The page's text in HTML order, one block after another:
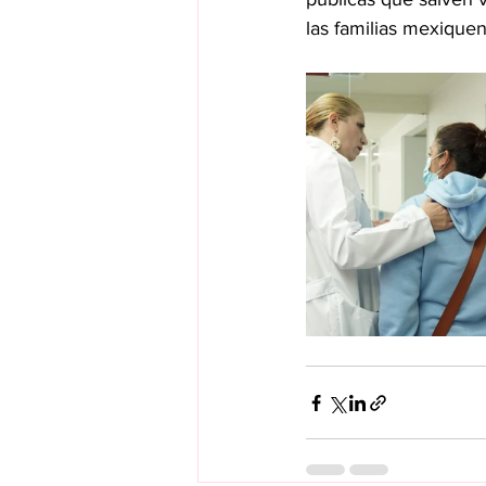
las familias